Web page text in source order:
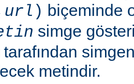
url ) biçeminde
simge
tarafından
metindir.